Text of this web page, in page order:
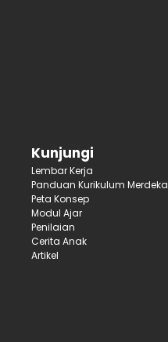
Kunjungi
Lembar Kerja
Panduan Kurikulum Merdeka
Peta Konsep
Modul Ajar
Penilaian
Cerita Anak
Artikel